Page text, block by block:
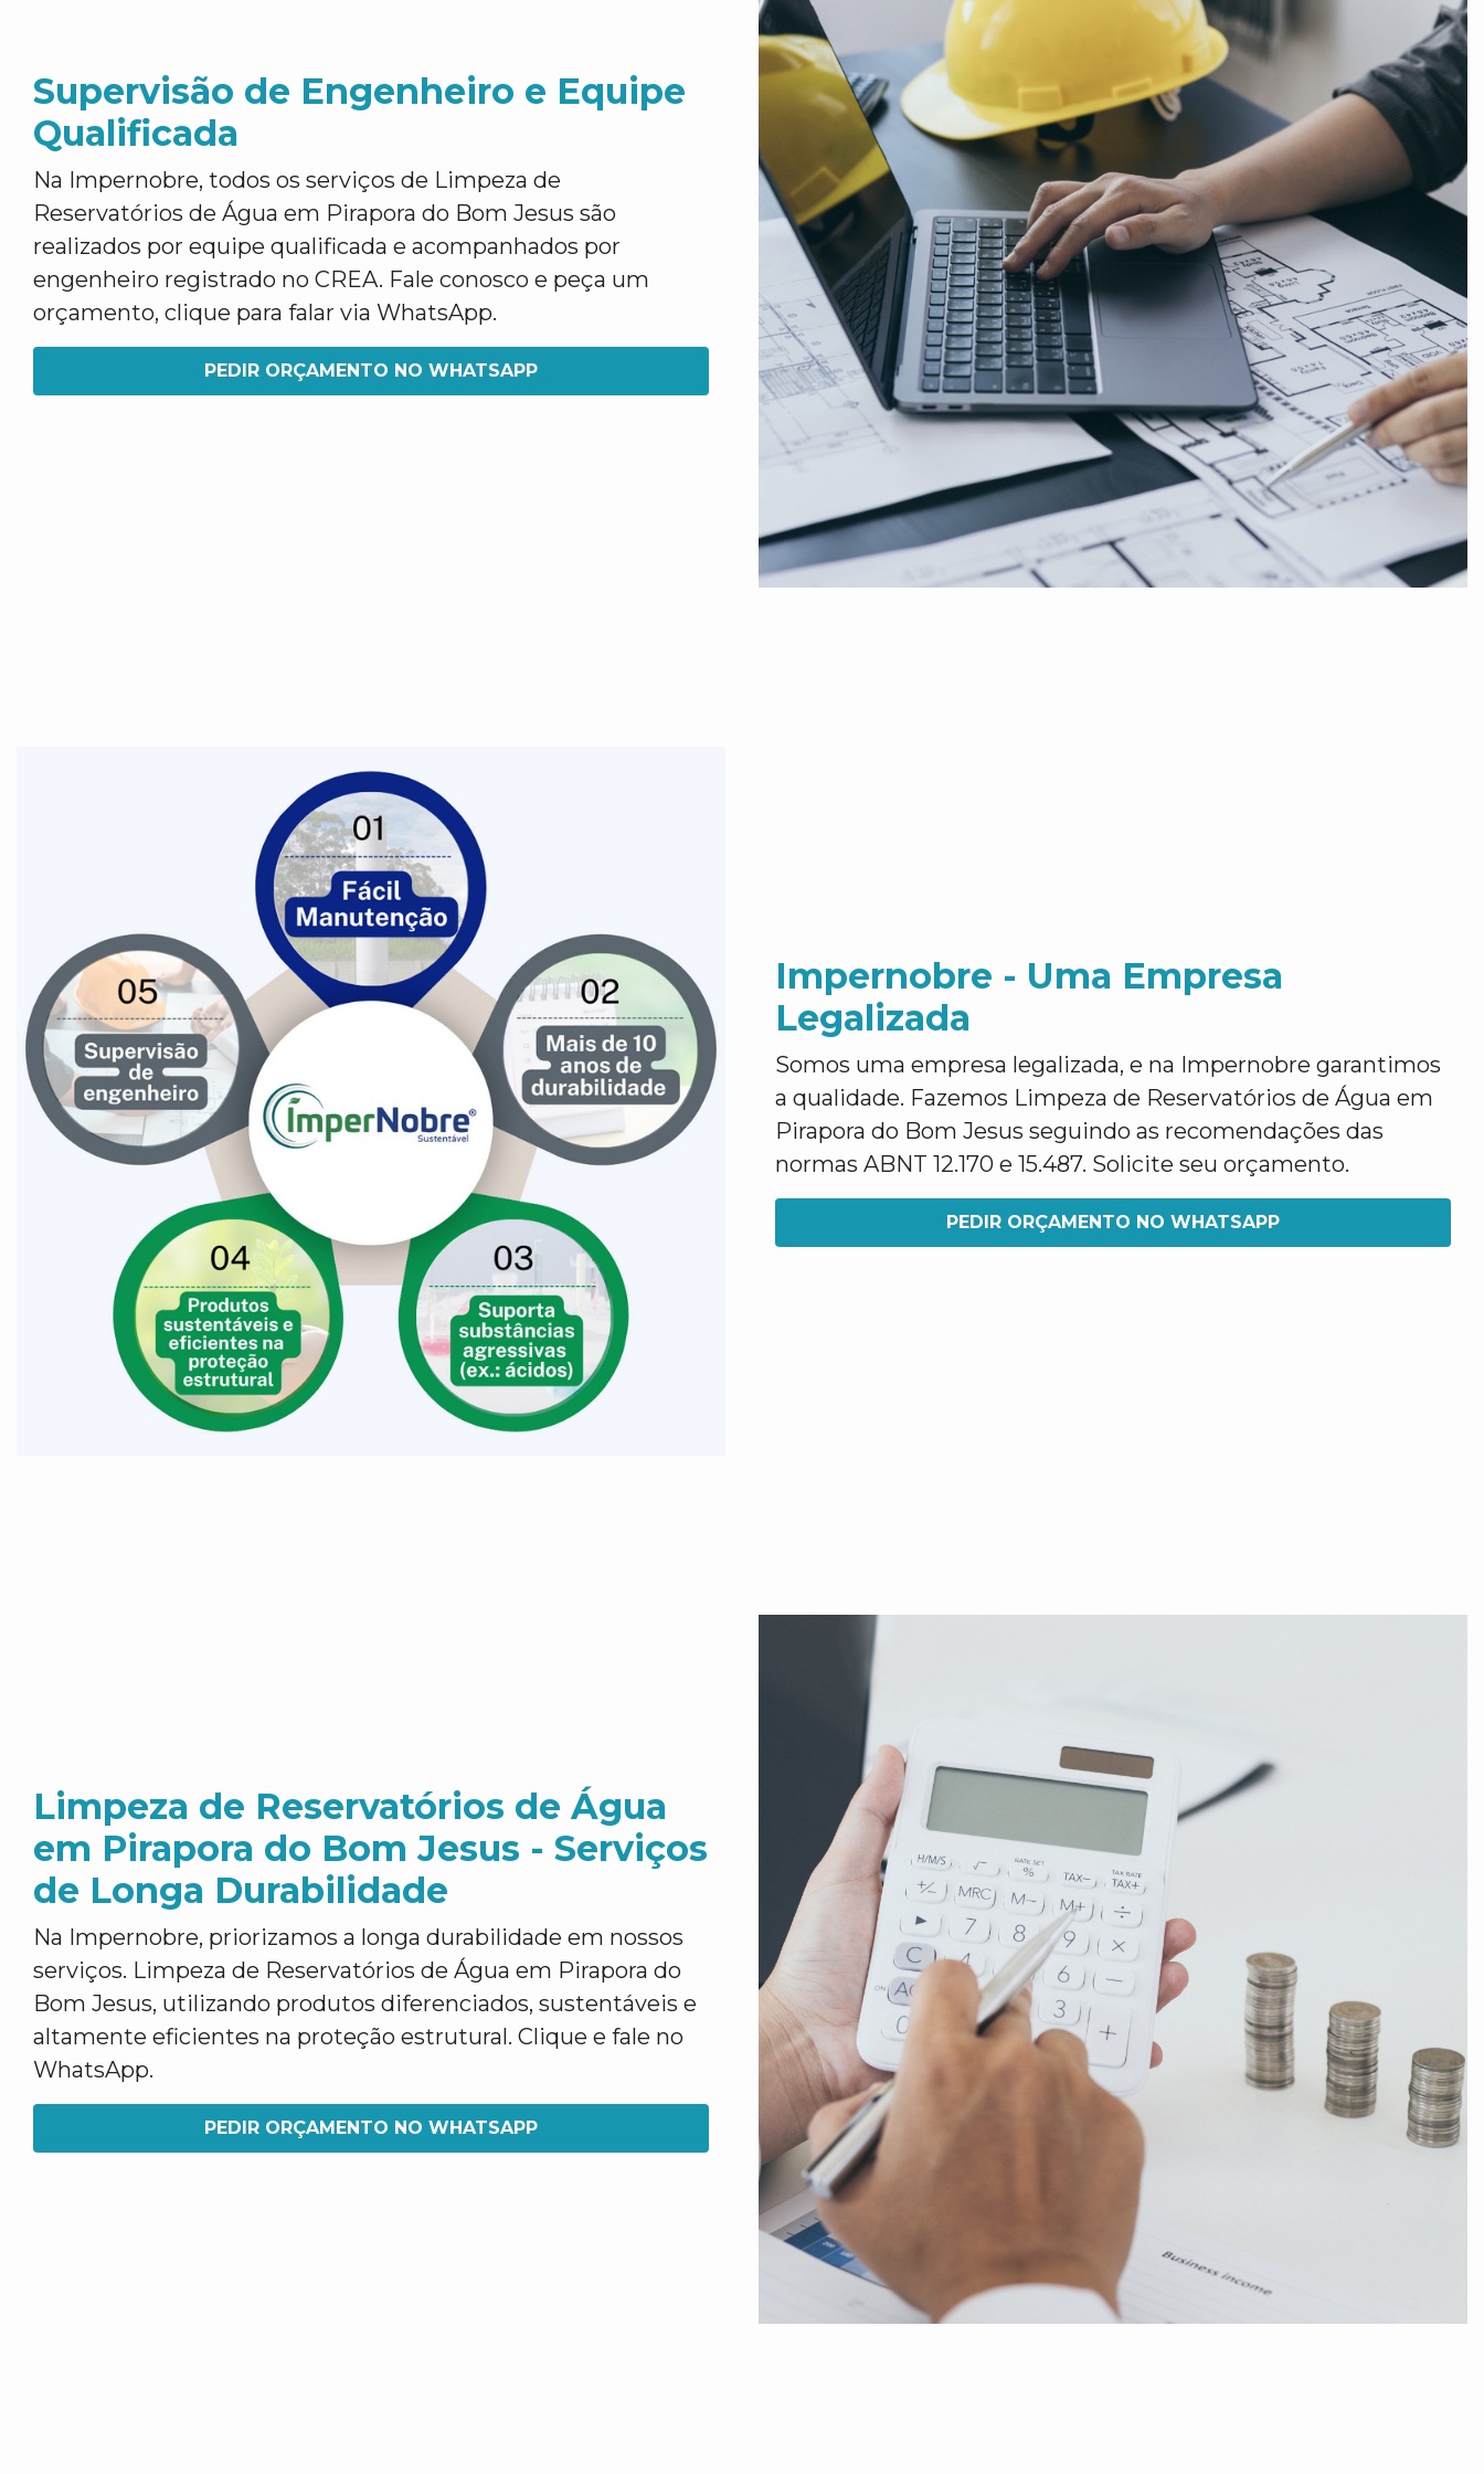
Supervisão de Engenheiro e Equipe
Qualificada
Na Impernobre, todos os serviços de Limpeza de
Reservatórios de Água em Pirapora do Bom Jesus são
realizados por equipe qualificada e acompanhados por
engenheiro registrado no CREA. Fale conosco e peça um
orçamento, clique para falar via WhatsApp.
PEDIR ORÇAMENTO NO WHATSAPP
Impernobre - Uma Empresa
Legalizada
Somos uma empresa legalizada, e na Impernobre garantimos
a qualidade. Fazemos Limpeza de Reservatórios de Água em
Pirapora do Bom Jesus seguindo as recomendações das
normas ABNT 12.170 e 15.487. Solicite seu orçamento.
PEDIR ORÇAMENTO NO WHATSAPP
Limpeza de Reservatórios de Água
em Pirapora do Bom Jesus - Serviços
de Longa Durabilidade
Na Impernobre, priorizamos a longa durabilidade em nossos
serviços. Limpeza de Reservatórios de Água em Pirapora do
Bom Jesus, utilizando produtos diferenciados, sustentáveis e
altamente eficientes na proteção estrutural. Clique e fale no
WhatsApp.
PEDIR ORÇAMENTO NO WHATSAPP